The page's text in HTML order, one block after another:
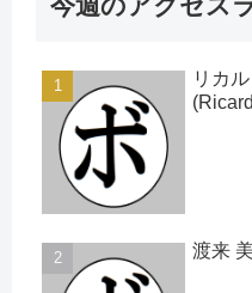
今週のアクセス
リカ
渡来